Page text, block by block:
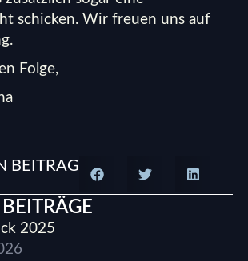
schicken. Wir freuen uns auf
Folge,
BEITRAG
2025